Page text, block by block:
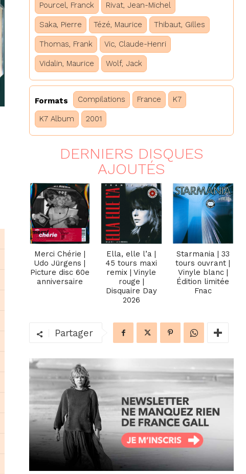
Pourcel, Franck Rivat, Jean-Michel
Saka, Pierre Tézé, Maurice Thibaut, Gilles
Thomas, Frank Vic, Claude-Henri
Vidalin, Maurice Wolf, Jack
Formats Compilations France K7
K7 Album 2001
DERNIERS DISQUES
AJOUTÉS
Merci Chérie |
Udo Jürgens |
Picture disc 60e
anniversaire
Ella, elle l’a |
45 tours maxi
remix | Vinyle
rouge |
Disquaire Day
2026
Starmania | 33
tours ouvrant |
Vinyle blanc |
Édition limitée
Fnac
Partager